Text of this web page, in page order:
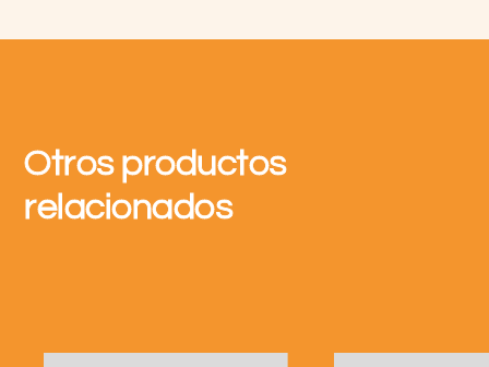
Otros productos
relacionados